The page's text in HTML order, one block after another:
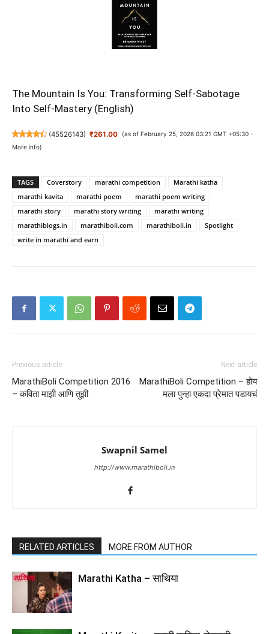
The Mountain Is You: Transforming Self-Sabotage
Into Self-Mastery (English)
(45526143) ₹261.00
(as of February 25, 2026 03:21 GMT +05:30 -
More info)
TAGS Coverstory marathi competition
Marathi katha
marathi kavita
marathi poem
marathi poem writing
marathi story
marathi story writing
marathi writing
marathiblogs.in
marathiboli.com marathiboli.in
Spotlight
write in marathi and earn
Previous article
MarathiBoli Competition 2016
– कविता माझी आणि तुझी
Next article
MarathiBoli Competition – होय
मला पुन्हा एकदा प्रेमात पडायचं
Swapnil Samel
http://www.marathiboli.in
RELATED ARTICLES MORE FROM AUTHOR
Marathi Katha – साथिया